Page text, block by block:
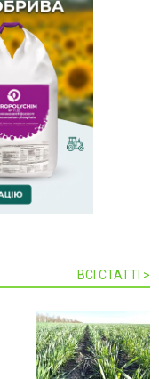
ВСІ СТАТТІ >